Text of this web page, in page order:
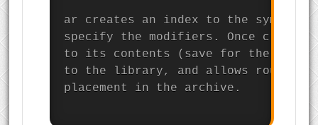
ar creates an index to the symbols
specify the modifiers. Once
to its contents (save for the q
to the library, and allows
placement in the archive.